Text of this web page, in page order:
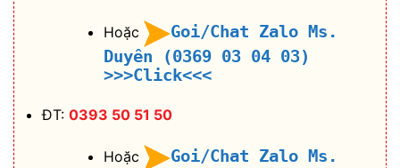
Hoặc
Goi/Chat Zalo Ms.
Duyên (0369 03 04 03)
>>>Click<<<
ĐT: 0393 50 51 50
Hoặc
Goi/Chat Zalo Ms.